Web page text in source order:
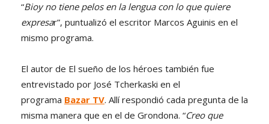
“Bioy no tiene pelos en la lengua con lo que quiere
expresar”, puntualizó el escritor Marcos Aguinis en el
mismo programa.
El autor de El sueño de los héroes también fue
entrevistado por José Tcherkaski en el
programa Bazar TV. Allí respondió cada pregunta de la
misma manera que en el de Grondona. “Creo que